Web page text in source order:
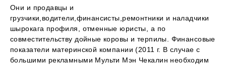
Они и продавцы и
грузчики,водители,финансисты,ремонтники и наладчики
шырокага профиля, отменные юристы, а по
совместительству дойные коровы и терпилы. Финансовые
показатели материнской компании (2011 г. В случае с
большими рекламными Мульти Мэн Чекалин необходим